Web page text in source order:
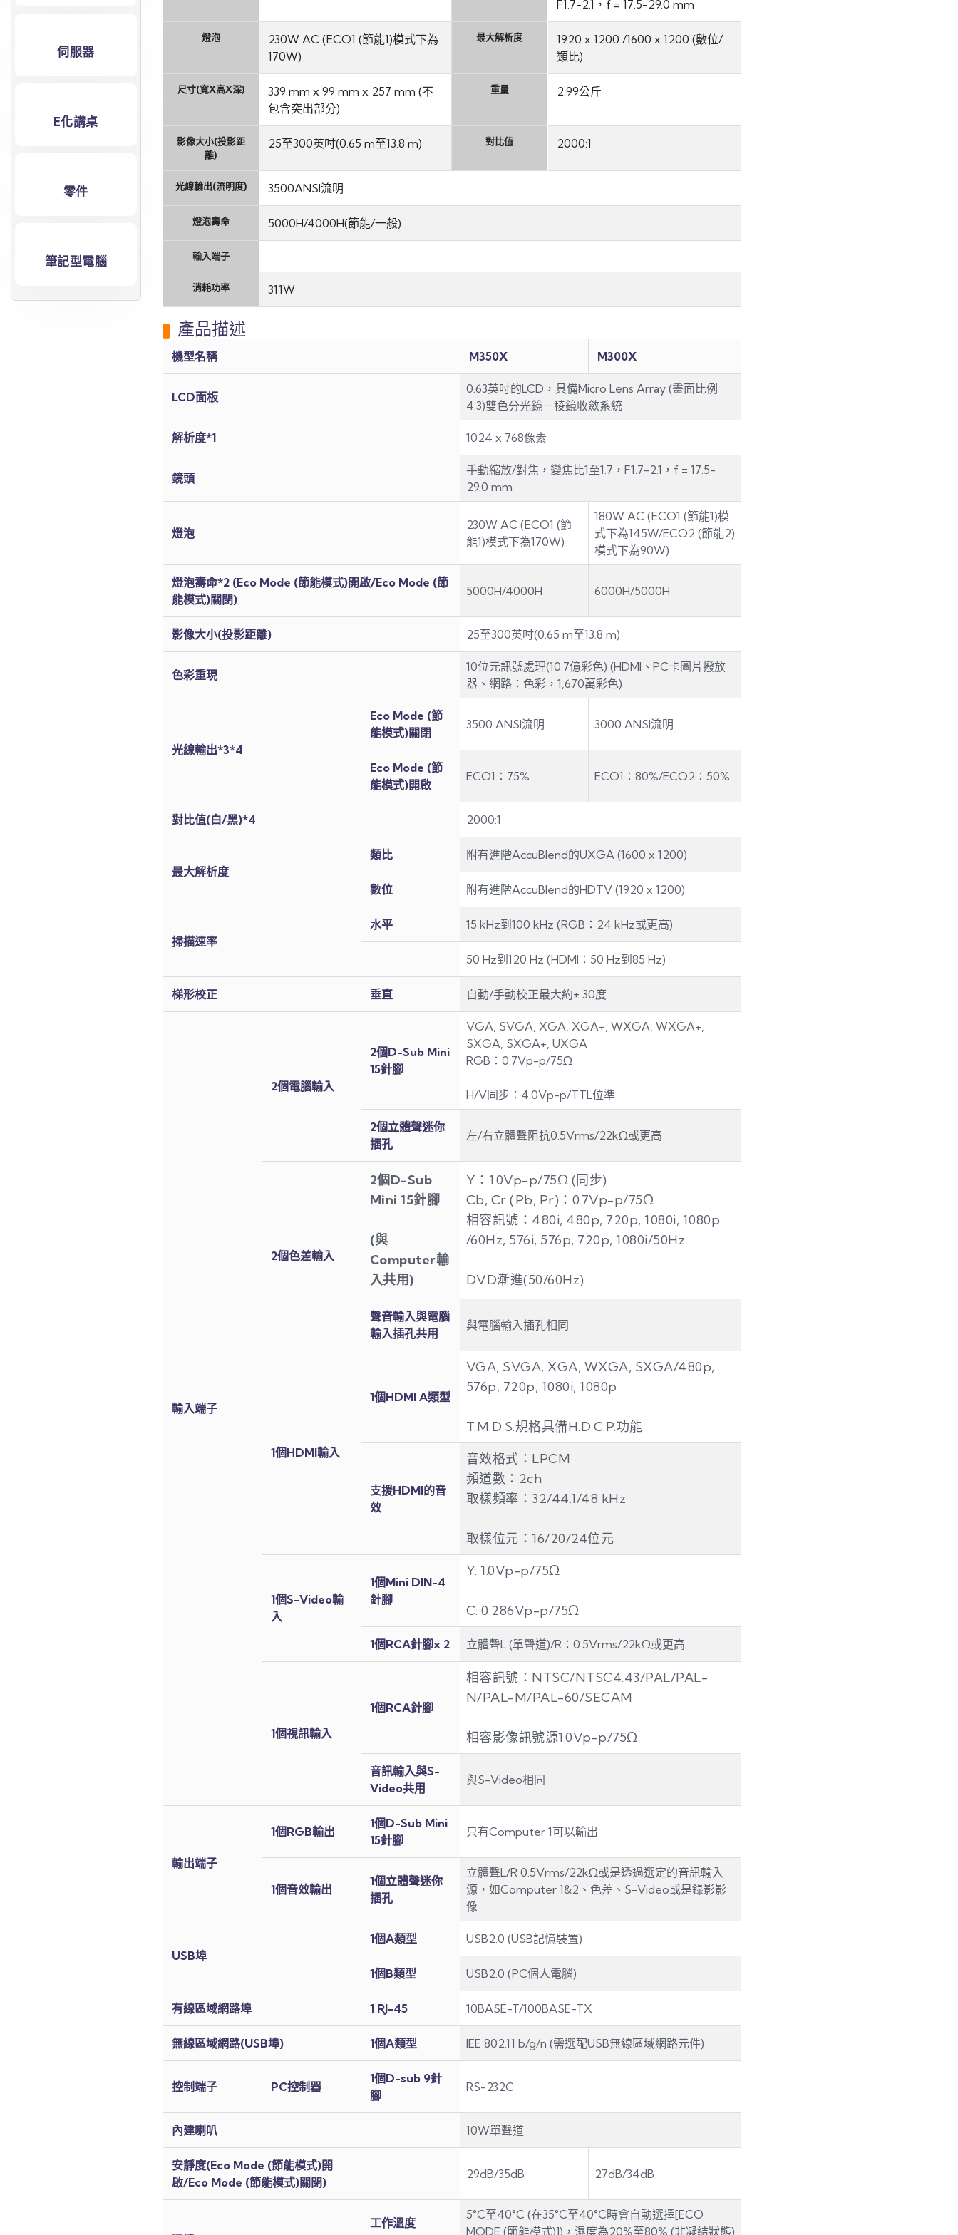
伺服器
E化講桌
零件
筆記型電腦
F1.7-2.1，f = 17.5-29.0 mm
燈泡
230W AC (ECO1 (節能1)模式下為
170W)
最大解析度
1920 x 1200 /1600 x 1200 (數位/
類比)
尺寸(寬X高X深)
339 mm x 99 mm x 257 mm (不
包含突出部分)
重量 2.99公斤
影像大小(投影距
離)
25至300英吋(0.65 m至13.8 m) 對比值 2000:1
光線輸出(流明度) 3500ANSI流明
燈泡壽命 5000H/4000H(節能/一般)
輸入端子
消耗功率 311W
產品描述
機型名稱 M350X M300X
LCD面板
0.63英吋的LCD，具備Micro Lens Array (畫面比例
4:3)雙色分光鏡－稜鏡收斂系統
解析度*1 1024 x 768像素
鏡頭
手動縮放/對焦，變焦比1至1.7，F1.7-2.1，f = 17.5-
29.0 mm
燈泡
230W AC (ECO1 (節
能1)模式下為170W)
180W AC (ECO1 (節能1)模
式下為145W/ECO2 (節能2)
模式下為90W)
燈泡壽命*2 (Eco Mode (節能模式)開啟/Eco Mode (節
能模式)關閉)
5000H/4000H 6000H/5000H
影像大小(投影距離) 25至300英吋(0.65 m至13.8 m)
色彩重現
10位元訊號處理(10.7億彩色) (HDMI、PC卡圖片撥放
器、網路：色彩，1,670萬彩色)
光線輸出*3*4
Eco Mode (節
能模式)關閉
3500 ANSI流明 3000 ANSI流明
Eco Mode (節
能模式)開啟
ECO1：75% ECO1：80%/ECO2：50%
對比值(白/黑)*4 2000:1
最大解析度
類比 附有進階AccuBlend的UXGA (1600 x 1200)
數位 附有進階AccuBlend的HDTV (1920 x 1200)
掃描速率
水平 15 kHz到100 kHz (RGB：24 kHz或更高)
50 Hz到120 Hz (HDMI：50 Hz到85 Hz)
梯形校正 垂直 自動/手動校正最大約± 30度
輸入端子
2個電腦輸入
2個D-Sub Mini
15針腳
VGA, SVGA, XGA, XGA+, WXGA, WXGA+,
SXGA, SXGA+, UXGA
RGB：0.7Vp-p/75Ω
H/V同步：4.0Vp-p/TTL位準
2個立體聲迷你
插孔
左/右立體聲阻抗0.5Vrms/22kΩ或更高
2個色差輸入
2個D-Sub
Mini 15針腳
(與
Computer輸
入共用)
Y：1.0Vp-p/75Ω (同步)
Cb, Cr (Pb, Pr)：0.7Vp-p/75Ω
相容訊號：480i, 480p, 720p, 1080i, 1080p
/60Hz, 576i, 576p, 720p, 1080i/50Hz
DVD漸進(50/60Hz)
聲音輸入與電腦
輸入插孔共用
與電腦輸入插孔相同
1個HDMI輸入
1個HDMI A類型
VGA, SVGA, XGA, WXGA, SXGA/480p,
576p, 720p, 1080i, 1080p
T.M.D.S.規格具備H.D.C.P.功能
支援HDMI的音
效
音效格式：LPCM
頻道數：2ch
取樣頻率：32/44.1/48 kHz
取樣位元：16/20/24位元
1個S-Video輸
入
1個Mini DIN-4
針腳
Y: 1.0Vp-p/75Ω
C: 0.286Vp-p/75Ω
1個RCA針腳x 2 立體聲L (單聲道)/R：0.5Vrms/22kΩ或更高
1個視訊輸入
1個RCA針腳
相容訊號：NTSC/NTSC4.43/PAL/PAL-
N/PAL-M/PAL-60/SECAM
相容影像訊號源1.0Vp-p/75Ω
音訊輸入與S-
Video共用
與S-Video相同
輸出端子
1個RGB輸出
1個D-Sub Mini
15針腳
只有Computer 1可以輸出
1個音效輸出
1個立體聲迷你
插孔
立體聲L/R 0.5Vrms/22kΩ或是透過選定的音訊輸入
源，如Computer 1&2、色差、S-Video或是錄影影
像
USB埠
1個A類型 USB2.0 (USB記憶裝置)
1個B類型 USB2.0 (PC個人電腦)
有線區域網路埠 1 RJ-45 10BASE-T/100BASE-TX
無線區域網路(USB埠) 1個A類型 IEE 802.11 b/g/n (需選配USB無線區域網路元件)
控制端子 PC控制器
1個D-sub 9針
腳
RS-232C
內建喇叭 10W單聲道
安靜度(Eco Mode (節能模式)開
啟/Eco Mode (節能模式)關閉)
29dB/35dB 27dB/34dB
工作溫度
5°C至40°C (在35°C至40°C時會自動選擇[ECO
MODE (節能模式)])，濕度為20%至80% (非凝結狀態)